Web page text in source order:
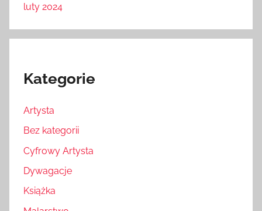
luty 2024
Kategorie
Artysta
Bez kategorii
Cyfrowy Artysta
Dywagacje
Książka